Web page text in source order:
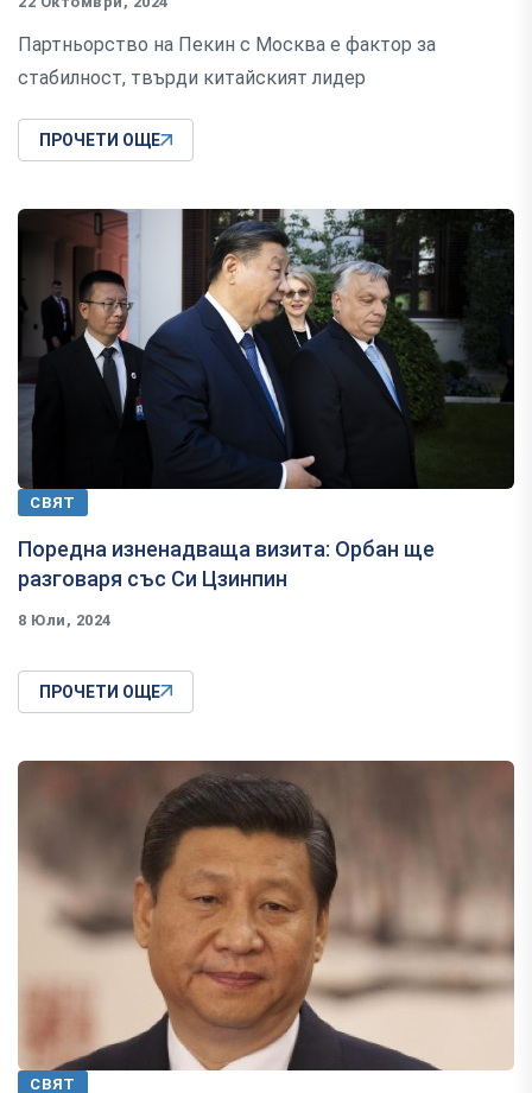
Партньорство на Пекин с Москва е фактор за
стабилност, твърди китайският лидер
ПРОЧЕТИ ОЩЕ
СВЯТ
Поредна изненадваща визита: Орбан ще
разговаря със Си Цзинпин
8 Юли, 2024
ПРОЧЕТИ ОЩЕ
СВЯТ